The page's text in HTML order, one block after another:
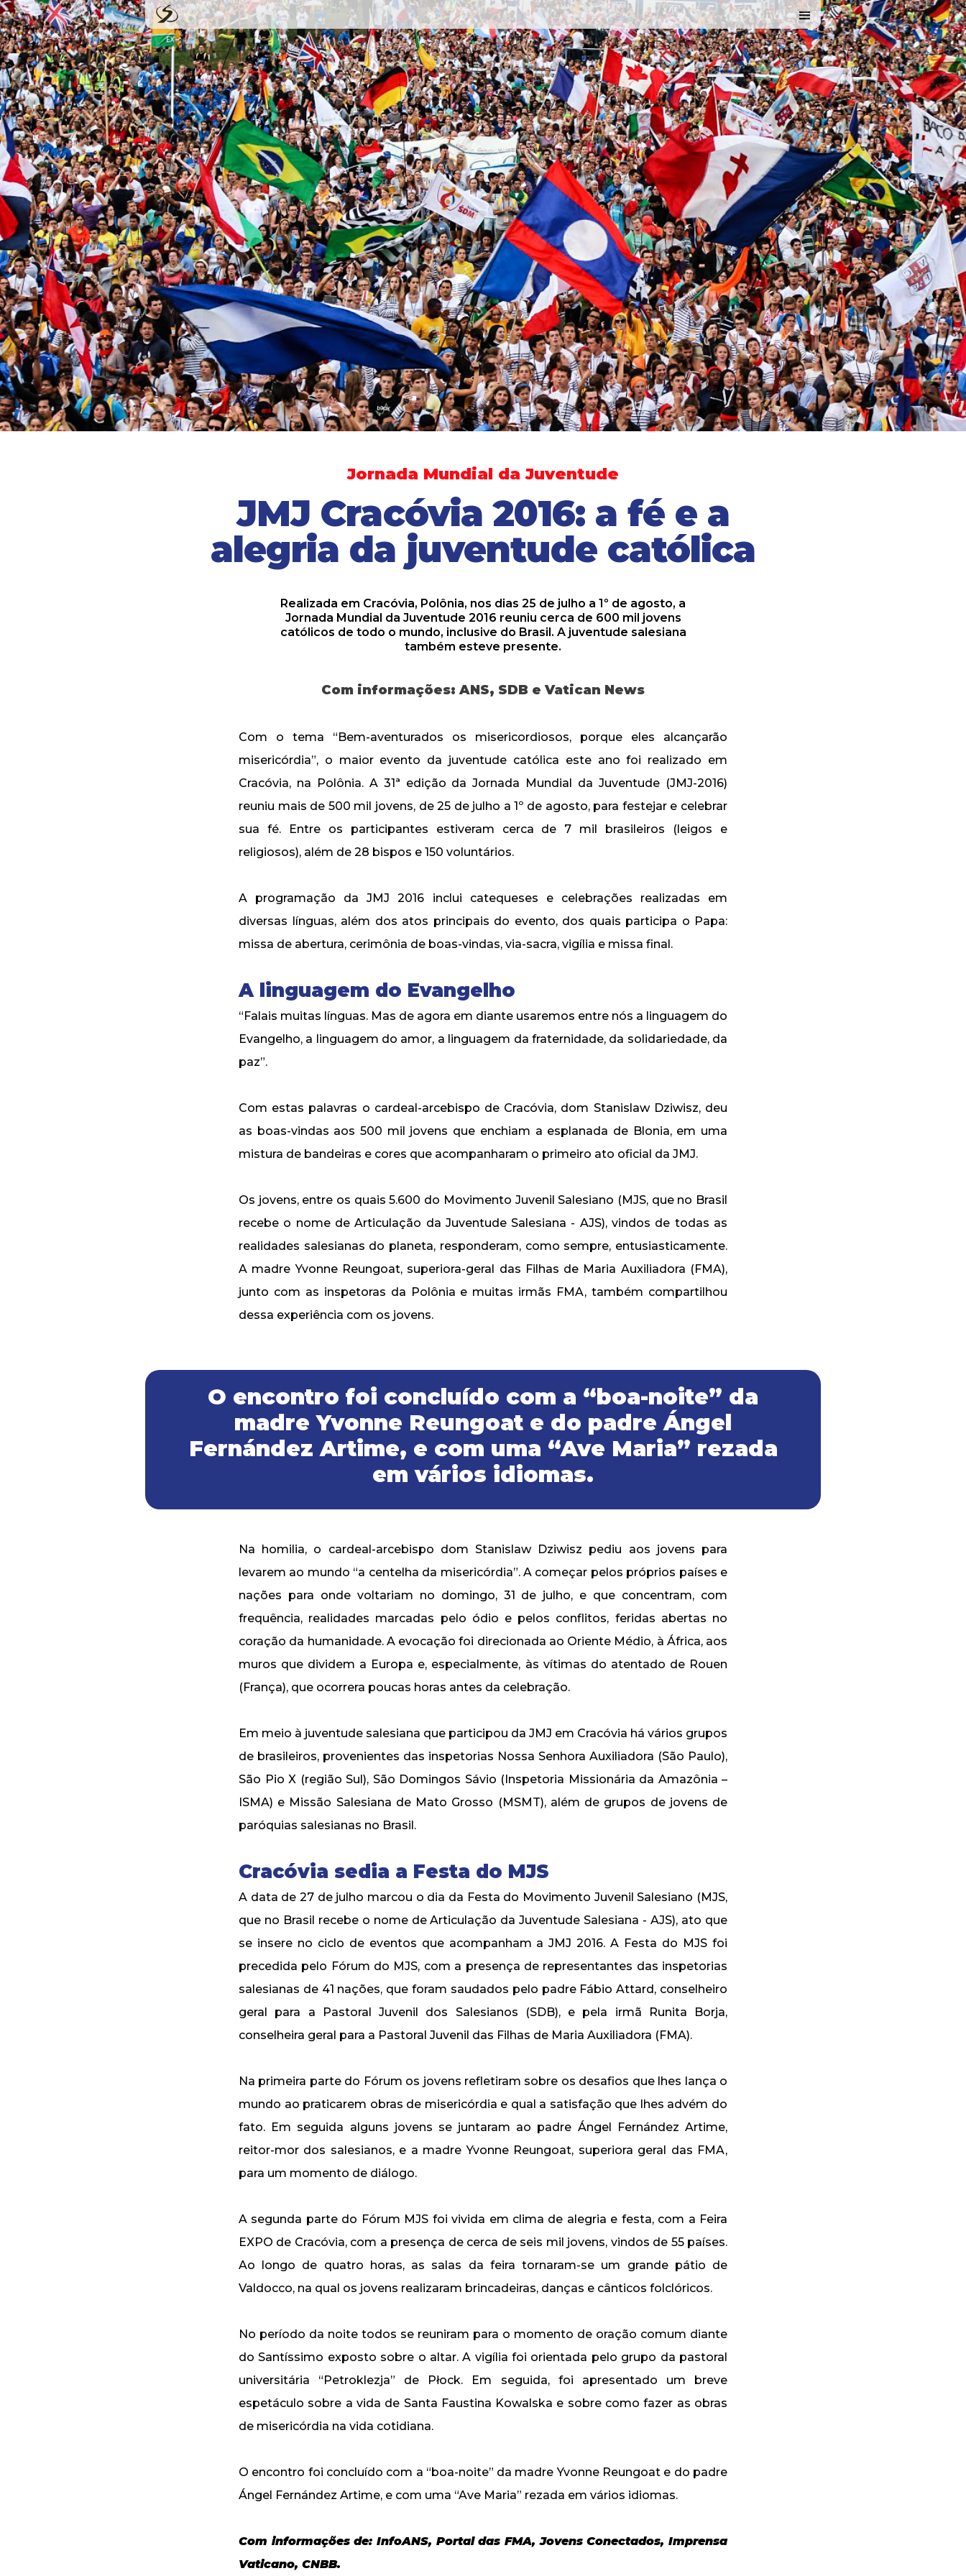
Jornada Mundial da Juventude
JMJ Cracóvia 2016: a fé e a
alegria da juventude católica
Realizada em Cracóvia, Polônia, nos dias 25 de julho a 1º de agosto, a
Jornada Mundial da Juventude 2016 reuniu cerca de 600 mil jovens
católicos de todo o mundo, inclusive do Brasil. A juventude salesiana
também esteve presente.
Com informações: ANS, SDB e Vatican News
Com o tema “Bem-aventurados os misericordiosos, porque eles alcançarão
misericórdia”, o maior evento da juventude católica este ano foi realizado em
Cracóvia, na Polônia. A 31ª edição da Jornada Mundial da Juventude (JMJ-2016)
reuniu mais de 500 mil jovens, de 25 de julho a 1º de agosto, para festejar e celebrar
sua fé. Entre os participantes estiveram cerca de 7 mil brasileiros (leigos e
religiosos), além de 28 bispos e 150 voluntários.
A programação da JMJ 2016 inclui catequeses e celebrações realizadas em
diversas línguas, além dos atos principais do evento, dos quais participa o Papa:
missa de abertura, cerimônia de boas-vindas, via-sacra, vigília e missa final.
A linguagem do Evangelho
“Falais muitas línguas. Mas de agora em diante usaremos entre nós a linguagem do
Evangelho, a linguagem do amor, a linguagem da fraternidade, da solidariedade, da
paz”.
Com estas palavras o cardeal-arcebispo de Cracóvia, dom Stanislaw Dziwisz, deu
as boas-vindas aos 500 mil jovens que enchiam a esplanada de Blonia, em uma
mistura de bandeiras e cores que acompanharam o primeiro ato oficial da JMJ.
Os jovens, entre os quais 5.600 do Movimento Juvenil Salesiano (MJS, que no Brasil
recebe o nome de Articulação da Juventude Salesiana - AJS), vindos de todas as
realidades salesianas do planeta, responderam, como sempre, entusiasticamente.
A madre Yvonne Reungoat, superiora-geral das Filhas de Maria Auxiliadora (FMA),
junto com as inspetoras da Polônia e muitas irmãs FMA, também compartilhou
dessa experiência com os jovens.
O encontro foi concluído com a “boa-noite” da
madre Yvonne Reungoat e do padre Ángel
Fernández Artime, e com uma “Ave Maria” rezada
em vários idiomas.
Na homilia, o cardeal-arcebispo dom Stanislaw Dziwisz pediu aos jovens para
levarem ao mundo “a centelha da misericórdia”. A começar pelos próprios países e
nações para onde voltariam no domingo, 31 de julho, e que concentram, com
frequência, realidades marcadas pelo ódio e pelos conflitos, feridas abertas no
coração da humanidade. A evocação foi direcionada ao Oriente Médio, à África, aos
muros que dividem a Europa e, especialmente, às vítimas do atentado de Rouen
(França), que ocorrera poucas horas antes da celebração.
Em meio à juventude salesiana que participou da JMJ em Cracóvia há vários grupos
de brasileiros, provenientes das inspetorias Nossa Senhora Auxiliadora (São Paulo),
São Pio X (região Sul), São Domingos Sávio (Inspetoria Missionária da Amazônia –
ISMA) e Missão Salesiana de Mato Grosso (MSMT), além de grupos de jovens de
paróquias salesianas no Brasil.
Cracóvia sedia a Festa do MJS
A data de 27 de julho marcou o dia da Festa do Movimento Juvenil Salesiano (MJS,
que no Brasil recebe o nome de Articulação da Juventude Salesiana - AJS), ato que
se insere no ciclo de eventos que acompanham a JMJ 2016. A Festa do MJS foi
precedida pelo Fórum do MJS, com a presença de representantes das inspetorias
salesianas de 41 nações, que foram saudados pelo padre Fábio Attard, conselheiro
geral para a Pastoral Juvenil dos Salesianos (SDB), e pela irmã Runita Borja,
conselheira geral para a Pastoral Juvenil das Filhas de Maria Auxiliadora (FMA).
Na primeira parte do Fórum os jovens refletiram sobre os desafios que lhes lança o
mundo ao praticarem obras de misericórdia e qual a satisfação que lhes advém do
fato. Em seguida alguns jovens se juntaram ao padre Ángel Fernández Artime,
reitor-mor dos salesianos, e a madre Yvonne Reungoat, superiora geral das FMA,
para um momento de diálogo.
A segunda parte do Fórum MJS foi vivida em clima de alegria e festa, com a Feira
EXPO de Cracóvia, com a presença de cerca de seis mil jovens, vindos de 55 países.
Ao longo de quatro horas, as salas da feira tornaram-se um grande pátio de
Valdocco, na qual os jovens realizaram brincadeiras, danças e cânticos folclóricos.
No período da noite todos se reuniram para o momento de oração comum diante
do Santíssimo exposto sobre o altar. A vigília foi orientada pelo grupo da pastoral
universitária “Petroklezja” de Płock. Em seguida, foi apresentado um breve
espetáculo sobre a vida de Santa Faustina Kowalska e sobre como fazer as obras
de misericórdia na vida cotidiana.
O encontro foi concluído com a “boa-noite” da madre Yvonne Reungoat e do padre
Ángel Fernández Artime, e com uma “Ave Maria” rezada em vários idiomas.
Com informações de: InfoANS, Portal das FMA, Jovens Conectados, Imprensa
Vaticano, CNBB.